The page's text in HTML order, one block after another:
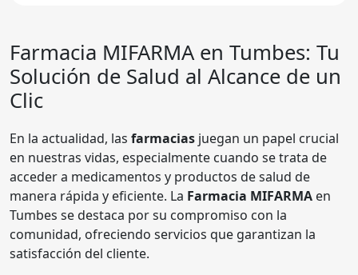
Farmacia MIFARMAen Tumbes: Tu
Solución de Salud al Alcance de un
Clic
En la actualidad, las farmacias juegan un papel crucial
en nuestras vidas, especialmente cuando se trata de
acceder a medicamentos y productos de salud de
manera rápida y eficiente. La Farmacia MIFARMA en
Tumbes se destaca por su compromiso con la
comunidad, ofreciendo servicios que garantizan la
satisfacción del cliente.